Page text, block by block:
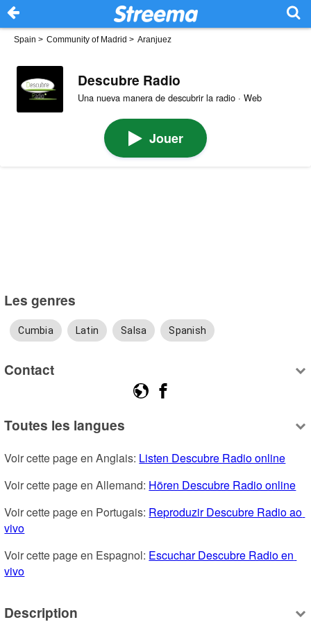
Spain > Community of Madrid > Aranjuez
Descubre Radio
Una nueva manera de descubrir la radio · Web
Jouer
Les genres
Cumbia Latin Salsa Spanish
Contact
Toutes les langues
Voir cette page en Anglais: Listen Descubre Radio online
Voir cette page en Allemand: Hören Descubre Radio online
Voir cette page en Portugais: Reproduzir Descubre Radio ao
vivo
Voir cette page en Espagnol: Escuchar Descubre Radio en
vivo
Description